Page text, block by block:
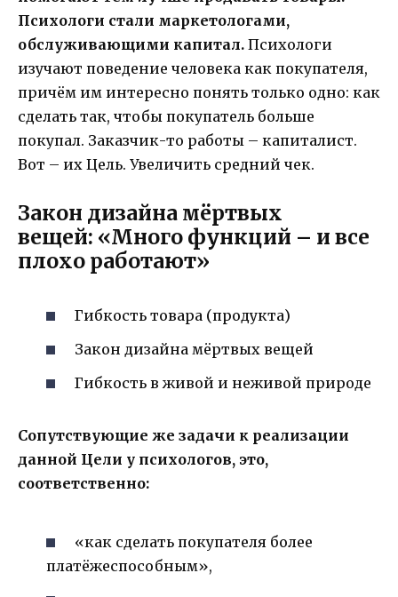
Психологи стали маркетологами,
обслуживающими капитал. Психологи
изучают поведение человека как покупателя,
причём им интересно понять только одно: как
сделать так, чтобы покупатель больше
покупал. Заказчик-то работы – капиталист.
Вот – их Цель. Увеличить средний чек.
Закон дизайна мёртвых
вещей: «Много функций – и все
плохо работают»
Гибкость товара (продукта)
Закон дизайна мёртвых вещей
Гибкость в живой и неживой природе
Сопутствующие же задачи к реализации
данной Цели у психологов, это,
соответственно:
«как сделать покупателя более
платёжеспособным»,